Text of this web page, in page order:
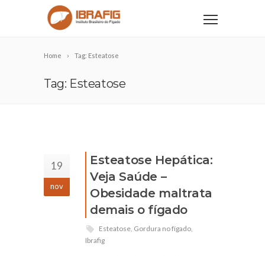
Home Tag: Esteatose
Tag: Esteatose
19
nov
Esteatose Hepática:
Veja Saúde –
Obesidade maltrata
demais o fígado
Esteatose, Gordura no fígado,
Ibrafig